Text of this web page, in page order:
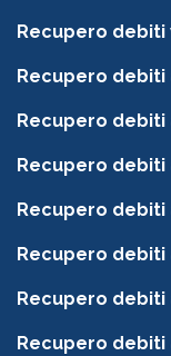
Recupero debiti
Recupero debiti
Recupero debiti
Recupero
Recupero debiti
Recupero debiti
Recupero debiti
Recupero debiti